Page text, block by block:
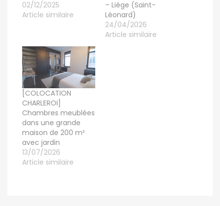
02/12/2025
Article similaire
– Liège (Saint-
Léonard)
24/04/2026
Article similaire
[COLOCATION
CHARLEROI]
Chambres meublées
dans une grande
maison de 200 m²
avec jardin
13/07/2026
Article similaire